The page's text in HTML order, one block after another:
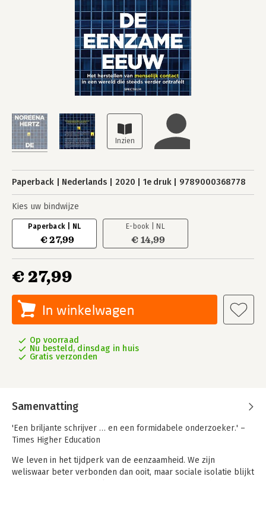
Paperback Nederlands 2020 1e druk 9789000368778
Kies uw bindwijze
Paperback | NL
€ 27,99
E-book | NL
€ 14,99
€ 27,99
In winkelwagen
Op voorraad
Nu besteld, dinsdag in huis
Gratis verzonden
Samenvatting
'Een briljante schrijver … en een formidabele onderzoeker.' –
Times Higher Education
We leven in het tijdperk van de eenzaamheid. We zijn
weliswaar beter verbonden dan ooit, maar sociale isolatie blijkt